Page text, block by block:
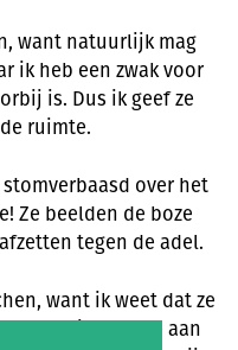
want natuurlijk mag
ik heb een zwak voor
is. Dus ik geef ze
ruimte.
over het
Ze beelden de boze
tegen de adel.
want ik weet dat ze
tafel is waar ze aan